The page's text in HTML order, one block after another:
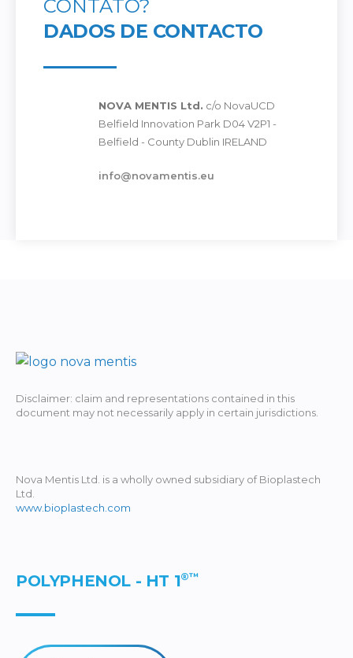
CONTATO?
DADOS DE CONTACTO
NOVA MENTIS Ltd. c/o NovaUCD
Belfield Innovation Park D04 V2P1 -
Belfield - County Dublin IRELAND
info@novamentis.eu
Disclaimer: claim and representations contained in this
document may not necessarily apply in certain jurisdictions.
Nova Mentis Ltd. is a wholly owned subsidiary of Bioplastech
Ltd.
www.bioplastech.com
POLYPHENOL - HT 1®™